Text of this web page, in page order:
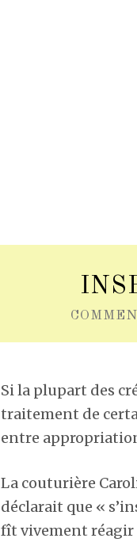
Si la plupart des
traitement de
entre
La couturière
déclarait que «
fît vivement réagir